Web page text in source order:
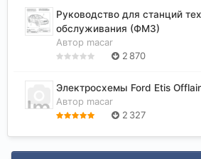
Руководство для станций
обслуживания (ФМ3)
Автор macar
2 870
Электросхемы Ford Etis
Автор macar
2 327